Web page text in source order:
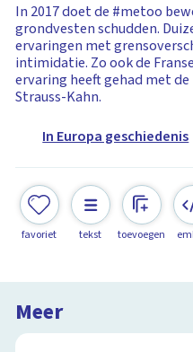
In 2017 doet de #metoo
grondvesten schudden.
ervaringen met
intimidatie. Zo ook de
ervaring heeft gehad met
Strauss-Kahn.
In Europa geschiedenis
favoriet tekst toevoegen
Meer